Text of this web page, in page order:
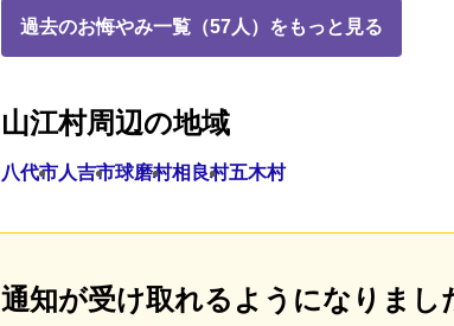
過去のお悔やみ一覧（57人）をもっと見る
山江村周辺の地域
八代市人吉市球磨村相良村五木村
通知が受け取れるようになりまし